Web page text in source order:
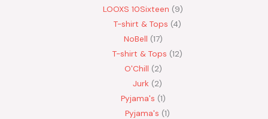
LOOXS 10Sixteen
9
T-shirt & Tops 4
NoBell 17
T-shirt & Tops 12
O'Chill 2
Jurk
2
Pyjama's 1
Pyjama's 1